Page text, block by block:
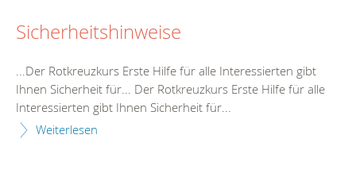
Sicherheitshinweise
...Der Rotkreuzkurs Erste Hilfe für alle Interessierten gibt
Ihnen Sicherheit für... Der Rotkreuzkurs Erste Hilfe für alle
Interessierten gibt Ihnen Sicherheit für...
Weiterlesen